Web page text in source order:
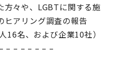
々や、LGBTに関する施
ヒアリング調査の報告
16名、および企業10社）
– – – – – – –